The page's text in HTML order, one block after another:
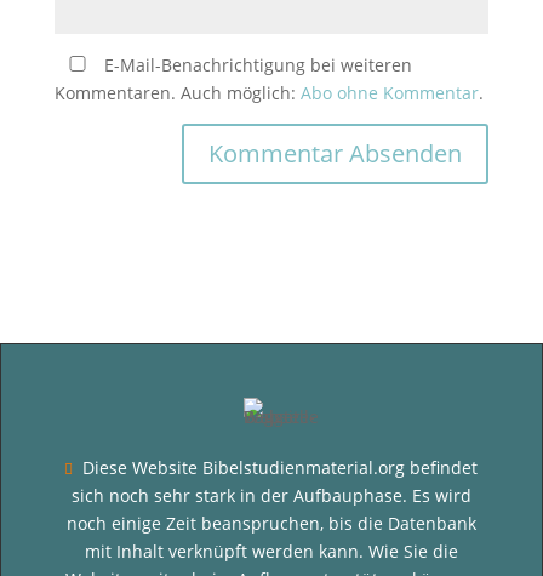
E-Mail-Benachrichtigung bei weiteren
Kommentaren. Auch möglich: Abo ohne Kommentar.

Diese Website Bibelstudienmaterial.org befindet
sich noch sehr stark in der Aufbauphase. Es wird
noch einige Zeit beanspruchen, bis die Datenbank
mit Inhalt verknüpft werden kann. Wie Sie die